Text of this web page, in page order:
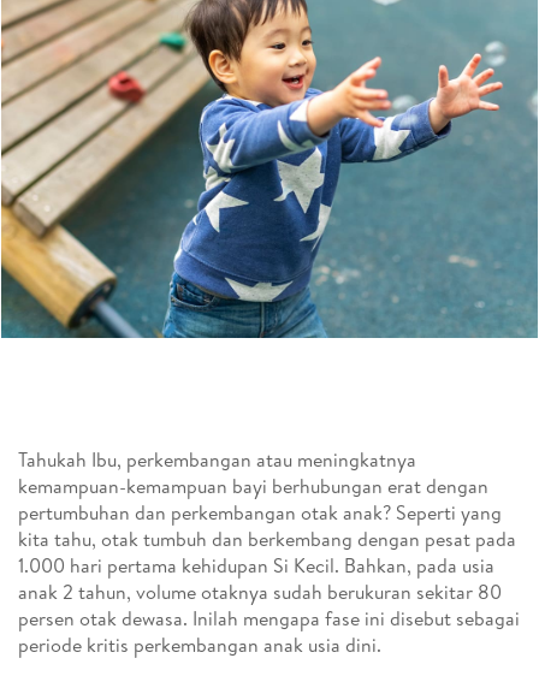
Tahukah Ibu, perkembangan atau meningkatnya
kemampuan-kemampuan bayi berhubungan erat dengan
pertumbuhan dan perkembangan otak anak? Seperti yang
kita tahu, otak tumbuh dan berkembang dengan pesat pada
1.000 hari pertama kehidupan Si Kecil. Bahkan, pada usia
anak 2 tahun, volume otaknya sudah berukuran sekitar 80
persen otak dewasa. Inilah mengapa fase ini disebut sebagai
periode kritis perkembangan anak usia dini.